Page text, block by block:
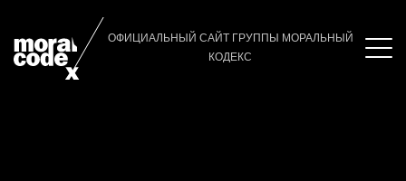
ОФИЦИАЛЬНЫЙ САЙТ ГРУППЫ МОРАЛЬНЫЙ
КОДЕКС